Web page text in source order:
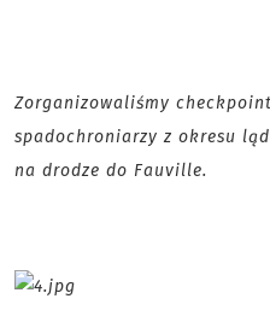
Zorganizowaliśmy
spadochroniarzy z okresu
na drodze do Fauville.